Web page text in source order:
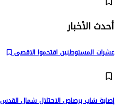
أحدث الأخبار
عشرات المستوطنين اقتحموا الاقصى
إصابة شاب برصاص الاحتلال شمال